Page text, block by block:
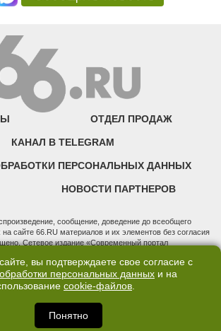
ОТДЕЛ ПРОДАЖ
КАНАЛ В TELEGRAM
ПЕРСОНАЛЬНЫХ ДАННЫХ
НОВОСТИ ПАРТНЕРОВ
сообщение, доведение до всеобщего
сайте 66.RU материалов и их элементов без согласия
Сетевое издание «Современный портал
информационных технологий и массовых коммуникаций
номер ЭЛ № ФС 77 - 76634 от 02.09.2019
ограниченной ответственностью "66.ру". Юридический
адрес редакции и отдела продаж: 620014, Свердловская
Бориса Ельцина, д. 3, оф. 7015, +7 (343) 288-50-66
редактор: Шлыков Дмитрий Владимирович
вы подтверждаете свое согласие с
персональных данных и на
cookie-файлов.
Понятно